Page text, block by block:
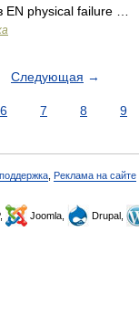
physical failure …
Следующая →
6 7 8 9
Реклама на сайте
Joomla, Drupal,